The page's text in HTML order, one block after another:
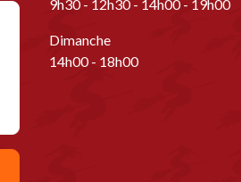
9h30 - 12h30 - 14h00 - 19h00
Dimanche
14h00 - 18h00